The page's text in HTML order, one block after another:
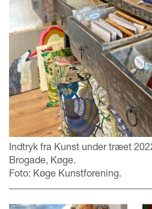
Indtryk fra Kunst under træet
Brogade, Køge.
Foto: Køge Kunstforening.